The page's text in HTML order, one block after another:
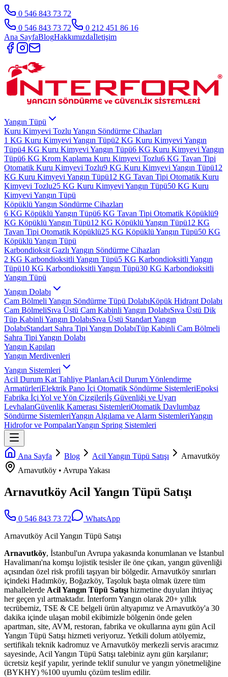
0 546 843 73 72
0 546 843 73 72
0 212 451 86 16
Ana SayfaBlogHakkımızdaİletişim
Yangın Tüpü
Kuru Kimyevi Tozlu Yangın Söndürme Cihazları
1 KG Kuru Kimyevi Yangın Tüpü2 KG Kuru Kimyevi Yangın
Tüpü4 KG Kuru Kimyevi Yangın Tüpü6 KG Kuru Kimyevi Yangın
Tüpü6 KG Krom Kaplama Kuru Kimyevi Tozlu6 KG Tavan Tipi
Otomatik Kuru Kimyevi Tozlu9 KG Kuru Kimyevi Yangın Tüpü12
KG Kuru Kimyevi Yangın Tüpü12 KG Tavan Tipi Otomatik Kuru
Kimyevi Tozlu25 KG Kuru Kimyevi Yangın Tüpü50 KG Kuru
Kimyevi Yangın Tüpü
Köpüklü Yangın Söndürme Cihazları
6 KG Köpüklü Yangın Tüpü6 KG Tavan Tipi Otomatik Köpüklü9
KG Köpüklü Yangın Tüpü12 KG Köpüklü Yangın Tüpü12 KG
Tavan Tipi Otomatik Köpüklü25 KG Köpüklü Yangın Tüpü50 KG
Köpüklü Yangın Tüpü
Karbondioksit Gazlı Yangın Söndürme Cihazları
2 KG Karbondioksitli Yangın Tüpü5 KG Karbondioksitli Yangın
Tüpü10 KG Karbondioksitli Yangın Tüpü30 KG Karbondioksitli
Yangın Tüpü
Yangın Dolabı
Cam Bölmeli Yangın Söndürme Tüpü DolabıKöpük Hidrant Dolabı
Cam BölmeliSıva Üstü Cam Kabinli Yangın DolabıSıva Üstü Dik
Tüp Kabinli Yangın DolabıSıva Üstü Standart Yangın
DolabıStandart Sahra Tipi Yangın DolabıTüp Kabinli Cam Bölmeli
Sahra Tipi Yangın Dolabı
Yangın Kapıları
Yangın Merdivenleri
Yangın Sistemleri
Acil Durum Kat Tahliye PlanlarıAcil Durum Yönlendirme
ArmatürleriElektrik Pano İçi Otomatik Söndürme SistemleriEpoksi
Fabrika İçi Yol ve Yön Çizgileriİş Güvenliği ve Uyarı
LevhalarıGüvenlik Kamerası SistemleriOtomatik Davlumbaz
Söndürme SistemleriYangın Algılama ve Alarm SistemleriYangın
Hidrofor ve PompalarıYangın Spring Sistemleri
Ana Sayfa Blog Acil Yangın Tüpü Satışı
Arnavutköy
Arnavutköy • Avrupa Yakası
Arnavutköy Acil Yangın Tüpü Satışı
0 546 843 73 72
WhatsApp
Arnavutköy Acil Yangın Tüpü Satışı
Arnavutköy, İstanbul'un Avrupa yakasında konumlanan ve İstanbul
Havalimanı'na komşu lojistik tesisler ile öne çıkan, yangın güvenliği
açısından özel risk profili taşıyan bir bölgedir. Arnavutköy sınırları
içindeki Hadımköy, Boğazköy, Taşoluk başta olmak üzere tüm
mahallelerde Acil Yangın Tüpü Satışı hizmetine duyulan ihtiyaç
her geçen yıl artmaktadır. İnterform Yangın olarak 20+ yıllık
tecrübemiz, TSE & CE belgeli ürün altyapımız ve Arnavutköy'a 30
dakika içinde ulaşan mobil ekibimizle bölgenin önde gelen
apartman, site, AVM, restoran, fabrika ve okullarına aynı gün Acil
Yangın Tüpü Satışı hizmeti veriyoruz. Yetkili dolum atölyemiz,
sertifikalı teknik kadromuz ve Arnavutköy merkezli servis aracımız
sayesinde, Acil Yangın Tüpü Satışı talebiniz aynı gün karşılanır;
ücretsiz keşif yapılır, yerinde teklif sunulur ve yangın yönetmeliğine
(BYKHY) %100 uyumlu çözüm teslim edilir.